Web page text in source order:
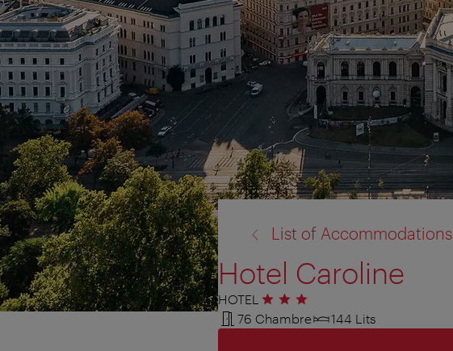
List of Accommodations
Hotel Caroline
HOTEL 3 étoiles
76 Chambre
144 Lits